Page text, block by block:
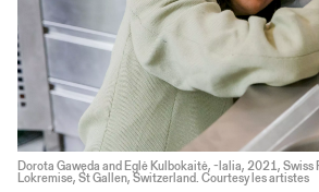
Dorota Gawęda and Eglė Kulbokaitė, -lalia, 2021, Swiss
Lokremise, St Gallen, Switzerland. Courtesy les artistes